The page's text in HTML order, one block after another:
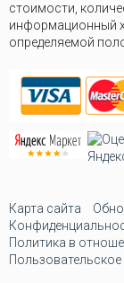
стоимости,
информационный
определяемой
Карта сайта
Политика в